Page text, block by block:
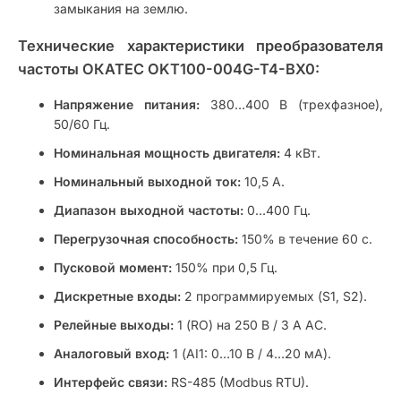
замыкания на землю.
Технические характеристики преобразователя
частоты ОКАТЕС OKT100-004G-T4-BX0:
Напряжение питания:380…400 В (трехфазное),
50/60 Гц.
Номинальная мощность двигателя: 4 кВт.
Номинальный выходной ток: 10,5 А.
Диапазон выходной частоты: 0…400 Гц.
Перегрузочная способность: 150% в течение 60 с.
Пусковой момент: 150% при 0,5 Гц.
Дискретные входы: 2 программируемых (S1, S2).
Релейные выходы: 1 (RO) на 250 В / 3 А AC.
Аналоговый вход: 1 (AI1: 0…10 В / 4…20 мА).
Интерфейс связи: RS-485 (Modbus RTU).